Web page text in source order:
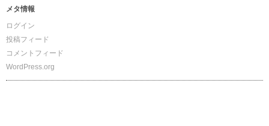
メタ情報
ログイン
投稿フィード
コメントフィード
WordPress.org